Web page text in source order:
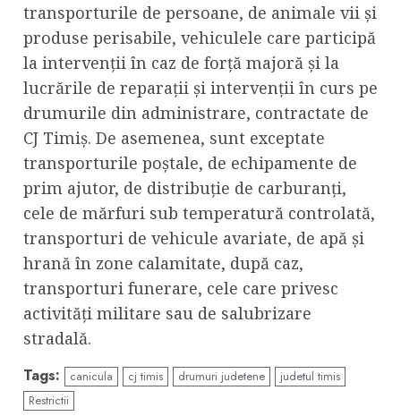
transporturile de persoane, de animale vii și
produse perisabile, vehiculele care participă
la intervenții în caz de forță majoră și la
lucrările de reparații și intervenții în curs pe
drumurile din administrare, contractate de
CJ Timiș. De asemenea, sunt exceptate
transporturile poștale, de echipamente de
prim ajutor, de distribuție de carburanți,
cele de mărfuri sub temperatură controlată,
transporturi de vehicule avariate, de apă și
hrană în zone calamitate, după caz,
transporturi funerare, cele care privesc
activități militare sau de salubrizare
stradală.
Tags: canicula cj timis drumuri judetene
judetul timis
Restrictii